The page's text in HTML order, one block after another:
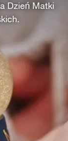
Dzień Matki